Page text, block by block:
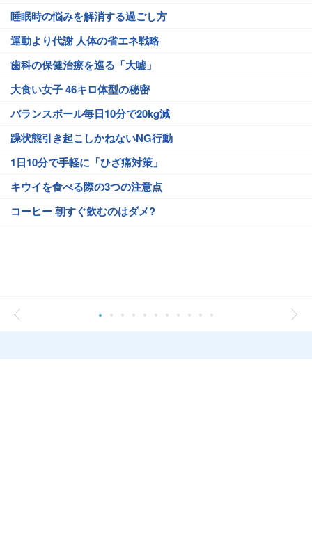
睡眠時の悩みを解消する過ごし方
運動より代謝 人体の省エネ戦略
歯科の保健治療を巡る「大嘘」
大食い女子 46キロ体型の秘密
バランスボール毎日10分で20kg減
躁状態引き起こしかねないNG行動
1日10分で手軽に「ひざ痛対策」
キウイを食べる際の3つの注意点
コーヒー 朝すぐ飲むのはダメ?